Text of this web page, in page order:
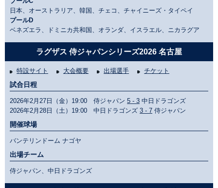
日本、オーストラリア、韓国、チェコ、チャイニーズ・タイペイ
プールD
ベネズエラ、ドミニカ共和国、オランダ、イスラエル、ニカラグア
ラグザス 侍ジャパンシリーズ2026 名古屋
特設サイト 大会概要 出場選手 チケット
試合日程
2026年2月27日（金）19:00 侍ジャパン 5 - 3 中日ドラゴンズ
2026年2月28日（土）19:00 中日ドラゴンズ 3 - 7 侍ジャパン
開催球場
バンテリンドーム ナゴヤ
出場チーム
侍ジャパン、中日ドラゴンズ